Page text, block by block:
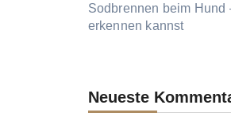
Sodbrennen beim Hund
erkennen kannst
Neueste